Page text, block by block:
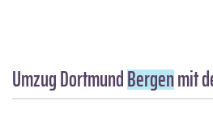
Umzug DortmundBergenmit